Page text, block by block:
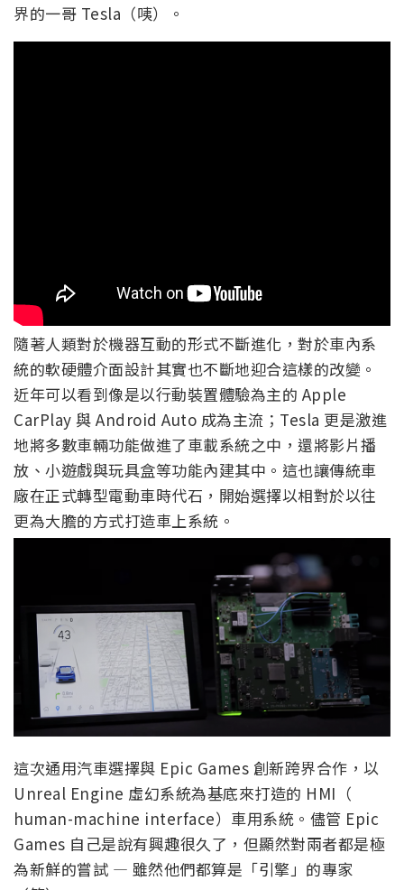
界的一哥 Tesla（咦）。
隨著人類對於機器互動的形式不斷進化，對於車內系
統的軟硬體介面設計其實也不斷地迎合這樣的改變。
近年可以看到像是以行動裝置體驗為主的 Apple
CarPlay 與 Android Auto 成為主流；Tesla 更是激進
地將多數車輛功能做進了車載系統之中，還將影片播
放、小遊戲與玩具盒等功能內建其中。這也讓傳統車
廠在正式轉型電動車時代石，開始選擇以相對於以往
更為大膽的方式打造車上系統。
這次通用汽車選擇與 Epic Games 創新跨界合作，以
Unreal Engine 虛幻系統為基底來打造的 HMI（
human-machine interface）車用系統。儘管 Epic
Games 自己是說有興趣很久了，但顯然對兩者都是極
為新鮮的嘗試 — 雖然他們都算是「引擎」的專家